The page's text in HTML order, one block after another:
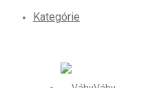
Kategórie